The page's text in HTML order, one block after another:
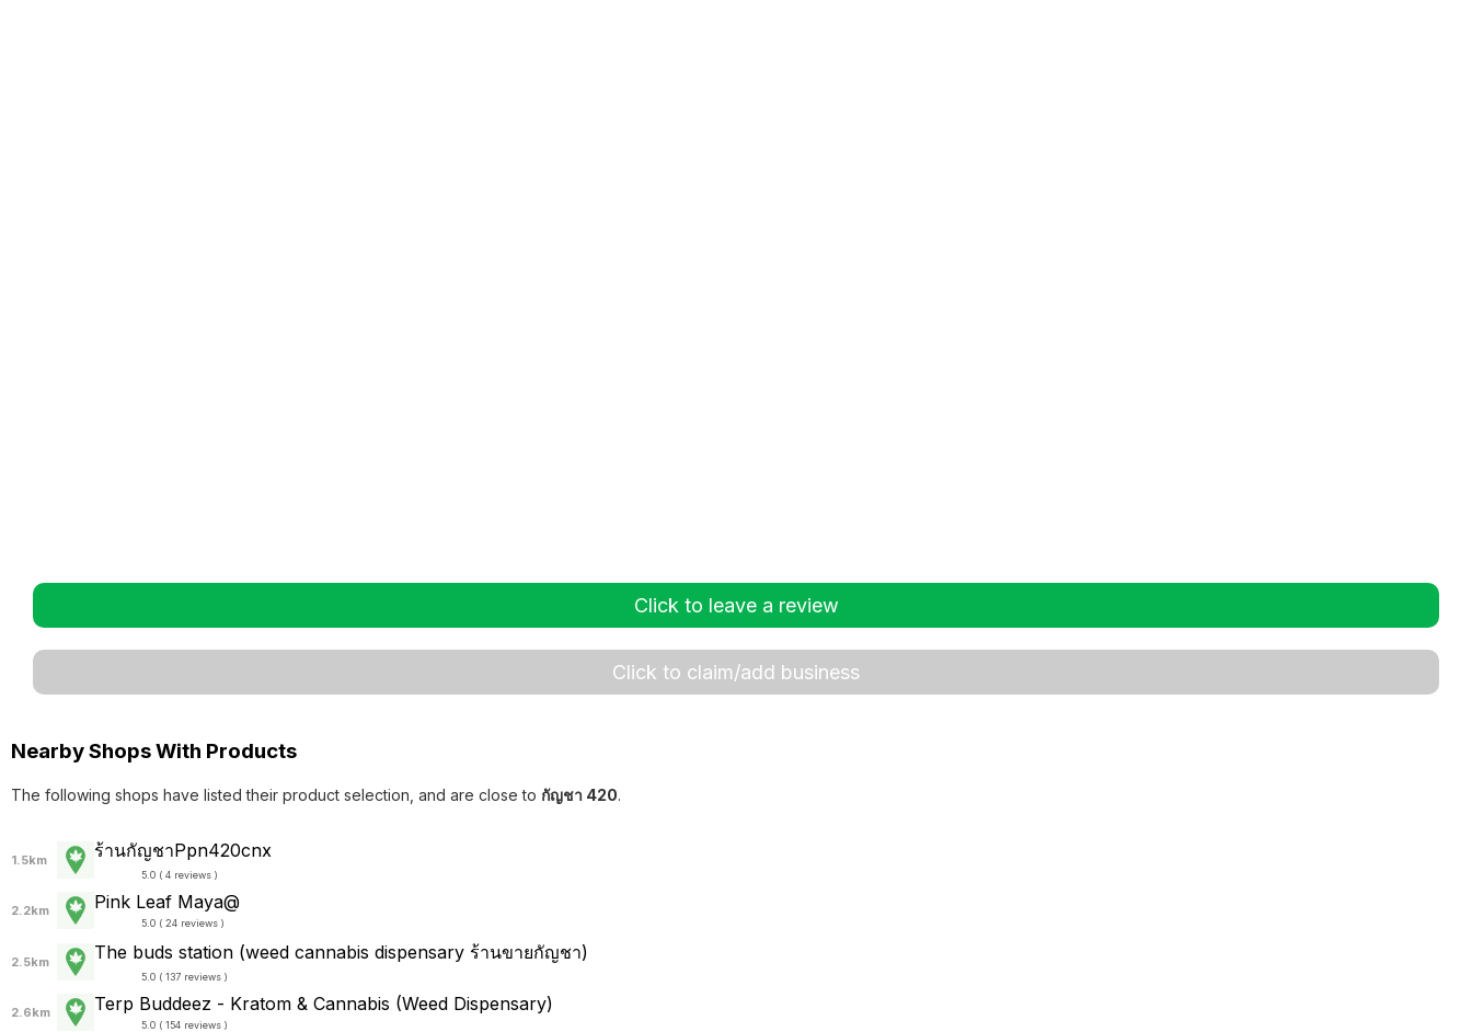
Click to leave a review
Click to claim/add business
Nearby Shops With Products
The following shops have listed their product selection, and are close to กัญชา 420.
1.5km ร้านกัญชาPpn420cnx
5.0 ( 4 reviews )
2.2km Pink Leaf Maya@
5.0 ( 24 reviews )
2.5km The buds station (weed cannabis dispensary ร้านขายกัญชา)
5.0 ( 137 reviews )
2.6km Terp Buddeez - Kratom & Cannabis (Weed Dispensary)
5.0 ( 154 reviews )